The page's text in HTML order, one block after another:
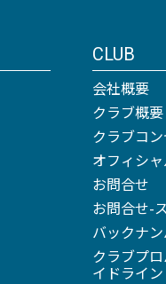
CLUB
会社概要
クラブ概要
クラブコ
オフィシ
お問合せ
お問合せ-
バックナ
クラブプ
イドライン